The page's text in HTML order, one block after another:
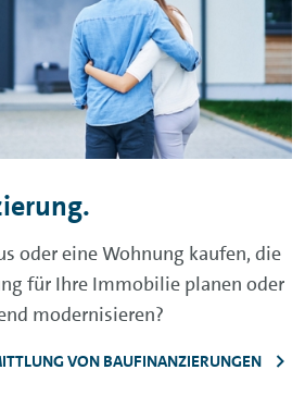
oder eine Wohnung kaufen, die
für Ihre Immobilie planen oder
modernisieren?
VON BAUFINANZIERUNGEN